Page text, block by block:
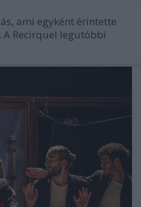
ami egyként érintette
Recirquel legutóbbi